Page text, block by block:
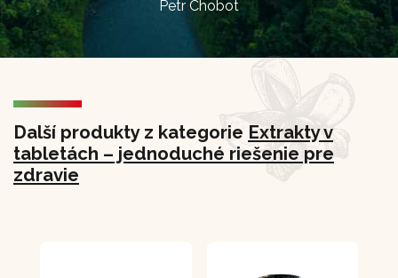
Petr Chobot
Další produkty z kategorie Extrakty v
tabletách – jednoduché riešenie pre
zdravie